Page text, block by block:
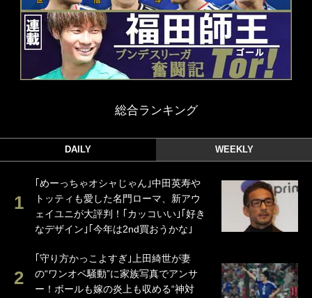
総合ランキング
DAILY WEEKLY
｢めーっちゃオシャじゃん｣中田英寿や
トッティも愛した名門ローマ、新アウ
ェイユニが大評判！｢カッコいい｣｢好き
なデザイン｣｢今年は2nd買おうかな｣
｢守り方かっこよすぎ｣上田綺世が妻
の“ワンオペ騒動”に家族写真でアンサ
ー！ボールも嫁の炎上も収める“神対